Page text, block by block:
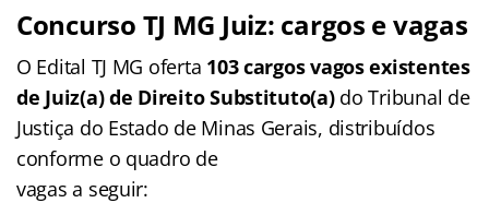
Concurso TJ MG Juiz: cargos e vagas
O Edital TJ MG oferta 103 cargos vagos existentes
de Juiz(a) de Direito Substituto(a)do Tribunal de
Justiça do Estado de Minas Gerais, distribuídos
conforme o quadro de
vagas a seguir: